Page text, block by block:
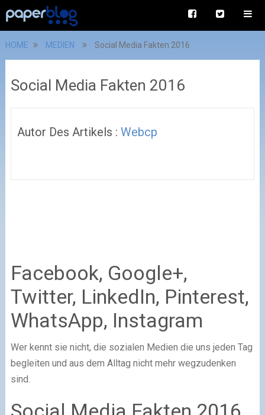
HOME MEDIEN Social Media Fakten 2016
Social Media Fakten 2016
Autor Des Artikels : Webcp
Facebook, Google+,
Twitter, LinkedIn, Pinterest,
WhatsApp, Instagram
Wer kennt sie nicht, die sozialen Medien die uns jeden Tag
begleiten und aus dem Alltag nicht mehr wegzudenken
sind.